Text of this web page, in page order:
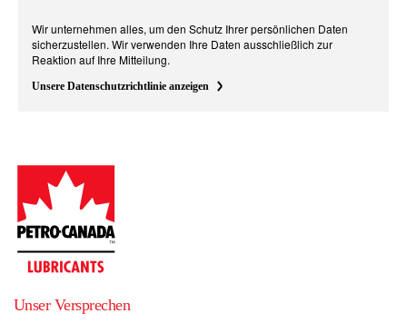
Wir unternehmen alles, um den Schutz Ihrer persönlichen Daten
sicherzustellen. Wir verwenden Ihre Daten ausschließlich zur
Reaktion auf Ihre Mitteilung.
Unsere Datenschutzrichtlinie anzeigen
Unser Versprechen